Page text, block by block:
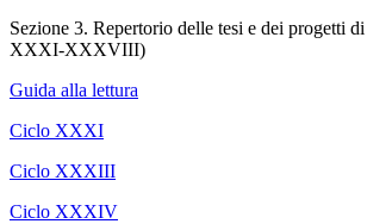
Sezione 3. Repertorio delle tesi e dei progetti
XXXI-XXXVIII)
Guida alla lettura
Ciclo XXXI
Ciclo XXXIII
Ciclo XXXIV